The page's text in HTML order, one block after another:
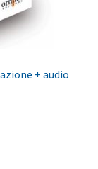
+ audio